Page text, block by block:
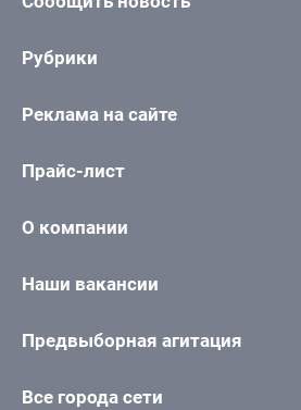
Рубрики
Реклама на сайте
Прайс-лист
О компании
Наши вакансии
Предвыборная агитация
Все города сети